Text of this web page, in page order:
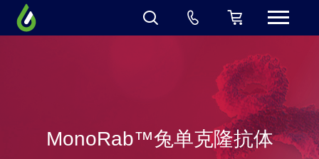
MonoRab™兔单克隆抗体